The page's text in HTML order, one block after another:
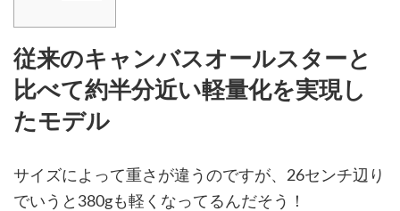
従来のキャンバスオールスターと
比べて約半分近い軽量化を実現し
たモデル
サイズによって重さが違うのですが、26センチ辺り
でいうと380gも軽くなってるんだそう！